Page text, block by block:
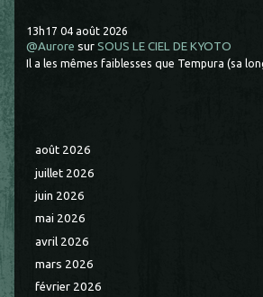
13h17 04 août 2026
@Aurore surSOUS LE CIEL DE KYOTO
Il a les mêmes faiblesses que Tempura (sa
août 2026
juillet 2026
juin 2026
mai 2026
avril 2026
mars 2026
février 2026